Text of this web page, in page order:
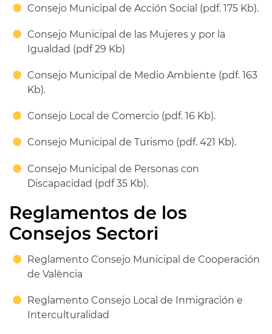
Consejo Municipal de Acción Social (pdf. 175 Kb).
Consejo Municipal de las Mujeres y por la
Igualdad (pdf 29 Kb)
Consejo Municipal de Medio Ambiente (pdf. 163
Kb).
Consejo Local de Comercio (pdf. 16 Kb).
Consejo Municipal de Turismo (pdf. 421 Kb).
Consejo Municipal de Personas con
Discapacidad (pdf 35 Kb).
Reglamentos de los
Consejos Sectori
Reglamento Consejo Municipal de Cooperación
de València
Reglamento Consejo Local de Inmigración e
Interculturalidad